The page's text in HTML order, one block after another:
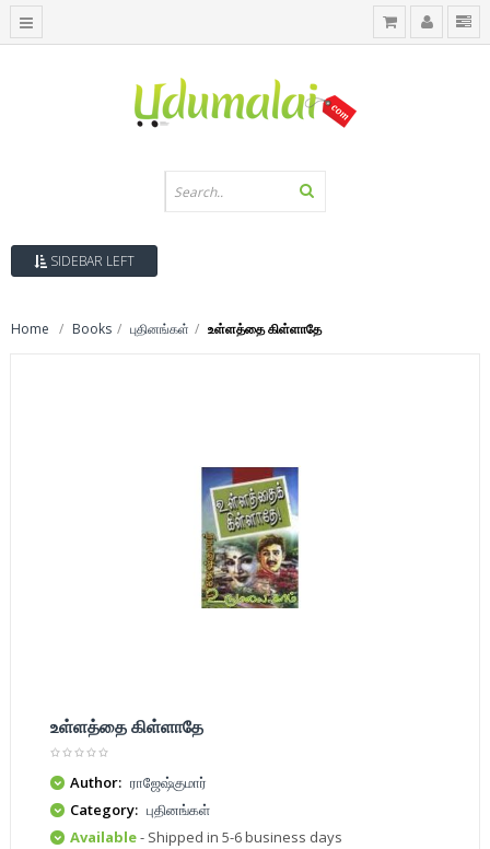
SIDEBAR LEFT
Home Books புதினங்கள் உள்ளத்தை கிள்ளாதே
உள்ளத்தை கிள்ளாதே
Author: ராஜேஷ்குமார்
Category: புதினங்கள்
Available- Shipped in 5-6 business days